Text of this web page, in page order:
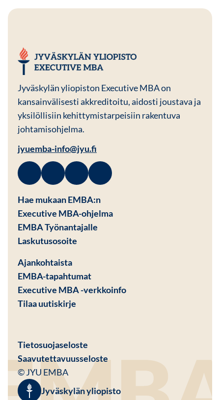
Jyväskylän yliopiston Executive MBA on
kansainvälisesti akkreditoitu, aidosti joustava ja
yksilöllisiin kehittymistarpeisiin rakentuva
johtamisohjelma.
jyuemba-info@jyu.fi
Facebook
Avautuu uuteen ikkunaan
Linkedin
Avautuu uuteen ikkunaan
Instagram
Avautuu uuteen ikkunaan
Youtube
Avautuu uuteen ikkunaan
Hae mukaan EMBA:n
Executive MBA-ohjelma
EMBA Työnantajalle
Laskutusosoite
Ajankohtaista
EMBA-tapahtumat
Executive MBA -verkkoinfo
Tilaa uutiskirje
© JYU EMBA
Tietosuojaseloste
Saavutettavuusseloste
Jyväskylän yliopisto
Avautuu uuteen ikkunaan